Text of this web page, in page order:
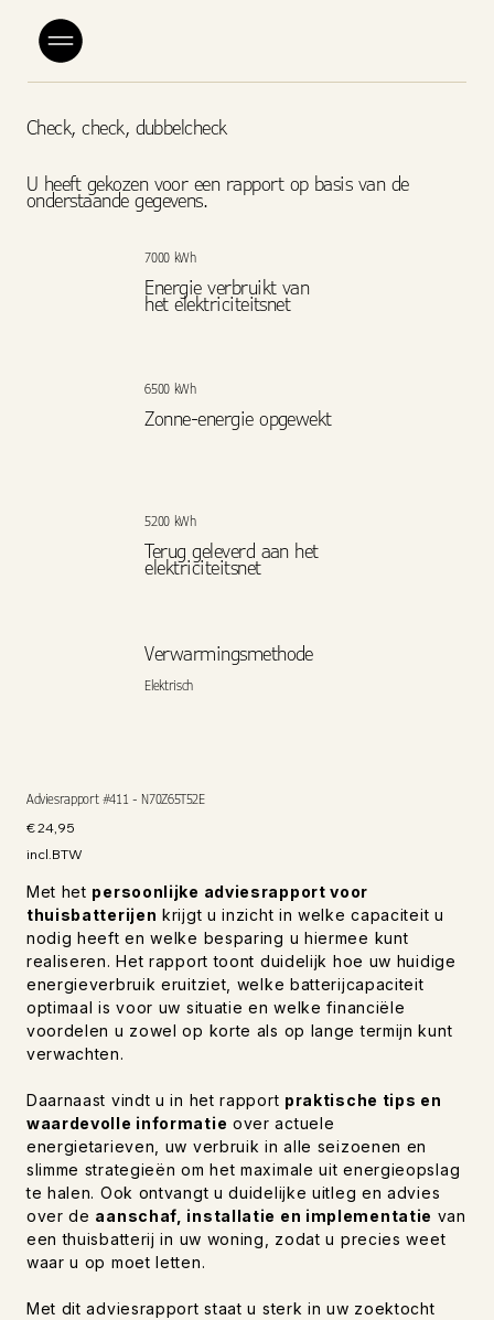
Check, check, dubbelcheck
U heeft gekozen voor een rapport op basis van de
onderstaande gegevens.
7000 kWh
Energie verbruikt van
het elektriciteitsnet
6500 kWh
Zonne-energie opgewekt
5200 kWh
Terug geleverd aan het
elektriciteitsnet
Elektrisch
Verwarmingsmethode
Adviesrapport #411 - N70Z65T52E
Prijs
€ 24,95
incl.BTW
Met het persoonlijke adviesrapport voor
thuisbatterijen krijgt u inzicht in welke capaciteit u
nodig heeft en welke besparing u hiermee kunt
realiseren. Het rapport toont duidelijk hoe uw huidige
energieverbruik eruitziet, welke batterijcapaciteit
optimaal is voor uw situatie en welke financiële
voordelen u zowel op korte als op lange termijn kunt
verwachten.
Daarnaast vindt u in het rapport praktische tips en
waardevolle informatie over actuele
energietarieven, uw verbruik in alle seizoenen en
slimme strategieën om het maximale uit energieopslag
te halen. Ook ontvangt u duidelijke uitleg en advies
over de aanschaf, installatie en implementatie van
een thuisbatterij in uw woning, zodat u precies weet
waar u op moet letten.
Met dit adviesrapport staat u sterk in uw zoektocht